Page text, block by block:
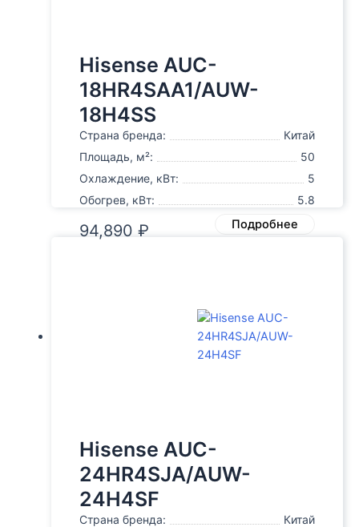
Hisense AUC-
18HR4SAA1/AUW-
18H4SS
Страна бренда:
Китай
Площадь, м²:
50
Охлаждение, кВт:
5
Обогрев, кВт:
5.8
94,890 ₽ Подробнее
Hisense AUC-
24HR4SJA/AUW-
24H4SF
Страна бренда:
Китай